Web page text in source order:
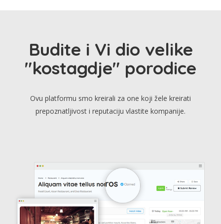
Budite i Vi dio velike
"kostagdje" porodice
Ovu platformu smo kreirali za one koji žele kreirati
prepoznatljivost i reputaciju vlastite kompanije.